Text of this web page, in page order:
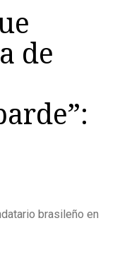
de
brasileño en